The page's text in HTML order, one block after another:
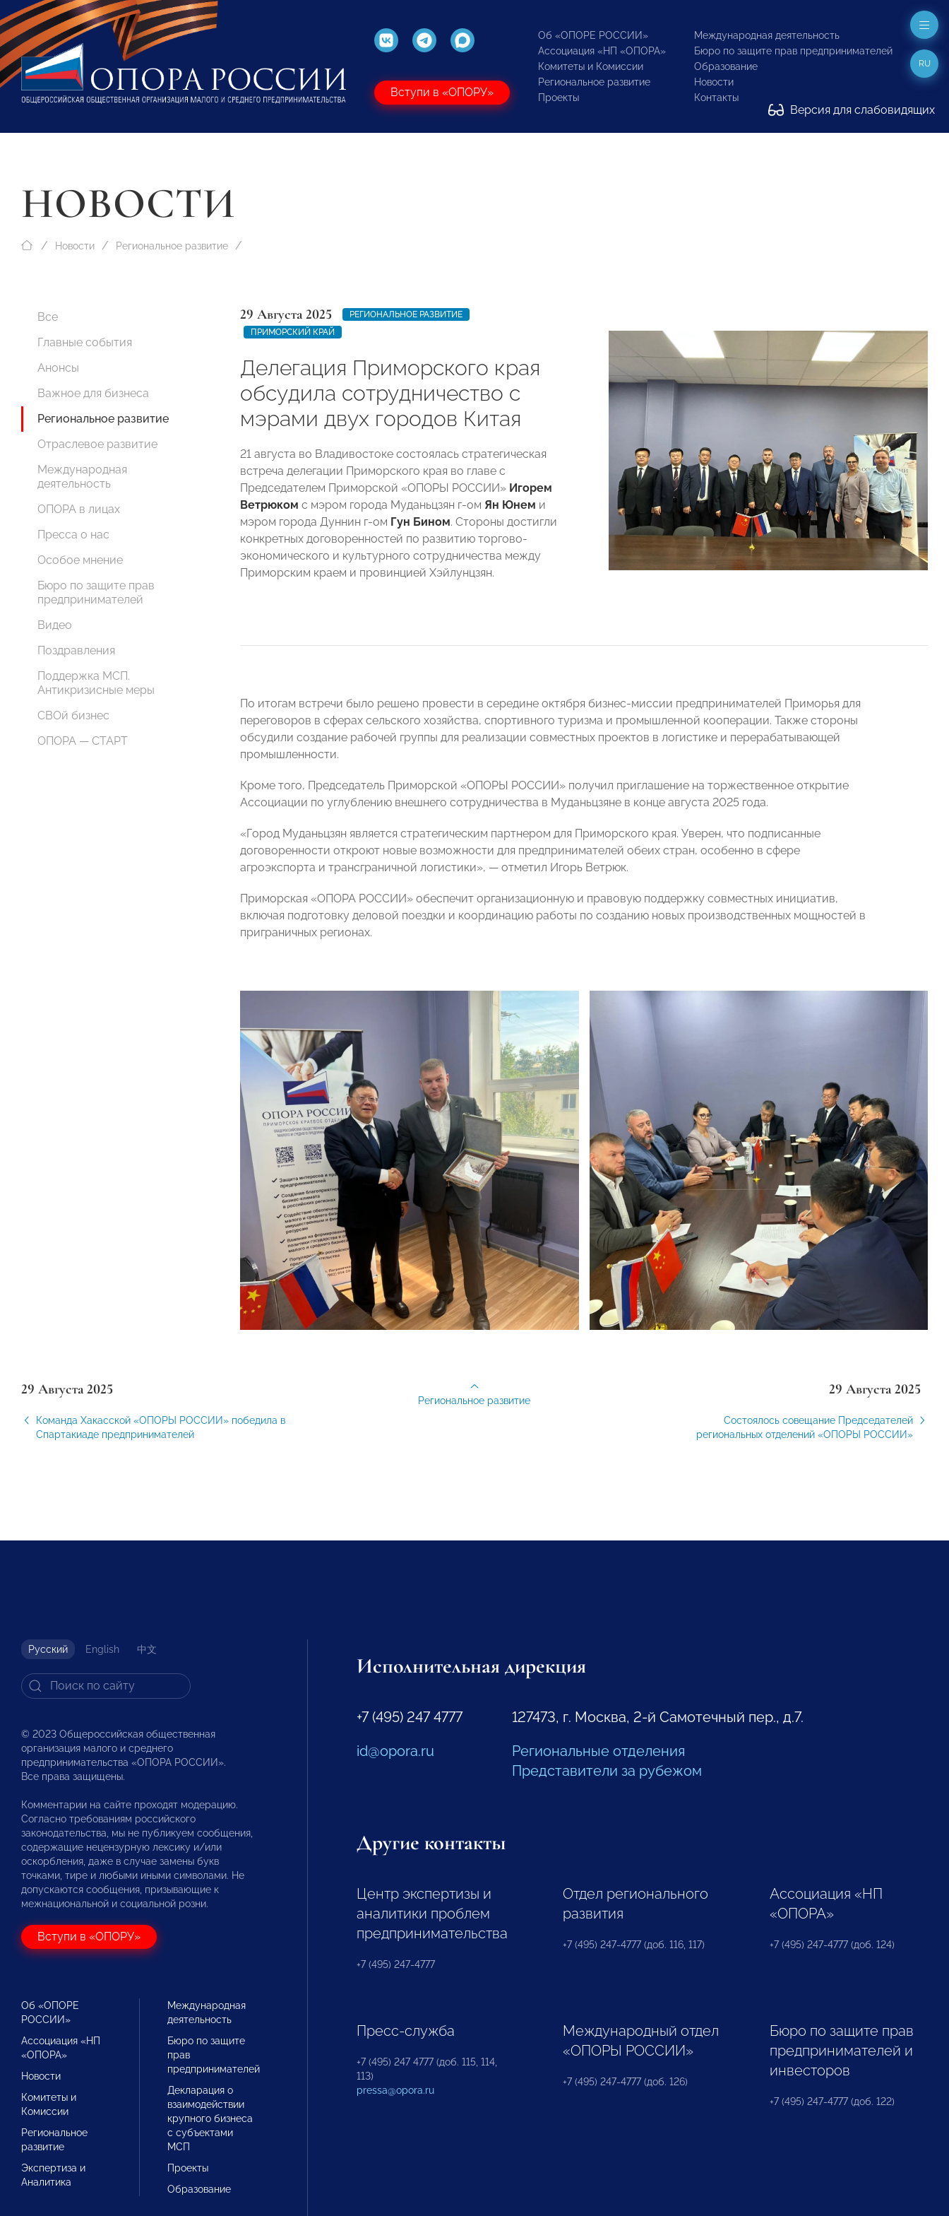
Вступи в «ОПОРУ»
Об «ОПОРЕ РОССИИ»
Ассоциация «НП «ОПОРА»
Комитеты и Комиссии
Региональное развитие
Проекты
Международная деятельность
Бюро по защите прав предпринимателей
Образование
Новости
Контакты
Версия для слабовидящих
RU
НОВОСТИ
Новости Региональное развитие
Все
Главные события
Анонсы
Важное для бизнеса
Региональное развитие
Отраслевое развитие
Международная
деятельность
ОПОРА в лицах
Пресса о нас
Особое мнение
Бюро по защите прав
предпринимателей
Видео
Поздравления
Поддержка МСП.
Антикризисные меры
СВОй бизнес
ОПОРА — СТАРТ
29 Августа 2025
РЕГИОНАЛЬНОЕ РАЗВИТИЕ
ПРИМОРСКИЙ КРАЙ
Делегация Приморского края
обсудила сотрудничество с
мэрами двух городов Китая
21 августа во Владивостоке состоялась стратегическая
встреча делегации Приморского края во главе с
Председателем Приморской «ОПОРЫ РОССИИ» Игорем
Ветрюком с мэром города Муданьцзян г-ом Ян Юнем и
мэром города Дуннин г-ом Гун Бином. Стороны достигли
конкретных договоренностей по развитию торгово-
экономического и культурного сотрудничества между
Приморским краем и провинцией Хэйлунцзян.
По итогам встречи было решено провести в середине октября бизнес-миссии предпринимателей Приморья для
переговоров в сферах сельского хозяйства, спортивного туризма и промышленной кооперации. Также стороны
обсудили создание рабочей группы для реализации совместных проектов в логистике и перерабатывающей
промышленности.
Кроме того, Председатель Приморской «ОПОРЫ РОССИИ» получил приглашение на торжественное открытие
Ассоциации по углублению внешнего сотрудничества в Муданьцзяне в конце августа 2025 года.
«Город Муданьцзян является стратегическим партнером для Приморского края. Уверен, что подписанные
договоренности откроют новые возможности для предпринимателей обеих стран, особенно в сфере
агроэкспорта и трансграничной логистики», — отметил Игорь Ветрюк.
Приморская «ОПОРА РОССИИ» обеспечит организационную и правовую поддержку совместных инициатив,
включая подготовку деловой поездки и координацию работы по созданию новых производственных мощностей в
приграничных регионах.
29 Августа 2025
Команда Хакасской «ОПОРЫ РОССИИ» победила в
Спартакиаде предпринимателей
29 Августа 2025
Состоялось совещание Председателей
региональных отделений «ОПОРЫ РОССИИ»
Региональное развитие
Русский English 中文
© 2023 Общероссийская общественная
организация малого и среднего
предпринимательства «ОПОРА РОССИИ».
Все права защищены.
Комментарии на сайте проходят модерацию.
Согласно требованиям российского
законодательства, мы не публикуем сообщения,
содержащие нецензурную лексику и/или
оскорбления, даже в случае замены букв
точками, тире и любыми иными символами. Не
допускаются сообщения, призывающие к
межнациональной и социальной розни.
Вступи в «ОПОРУ»
Об «ОПОРЕ
РОССИИ»
Ассоциация «НП
«ОПОРА»
Новости
Комитеты и
Комиссии
Региональное
развитие
Экспертиза и
Аналитика
Международная
деятельность
Бюро по защите
прав
предпринимателей
Декларация о
взаимодействии
крупного бизнеса
с субъектами
МСП
Проекты
Образование
Исполнительная дирекция
+7 (495) 247 4777
id@opora.ru
127473, г. Москва, 2-й Самотечный пер., д.7.
Региональные отделения
Представители за рубежом
Другие контакты
Центр экспертизы и
аналитики проблем
предпринимательства
+7 (495) 247-4777
Отдел регионального
развития
+7 (495) 247-4777 (доб. 116, 117)
Ассоциация «НП
«ОПОРА»
+7 (495) 247-4777 (доб. 124)
Пресс-служба
+7 (495) 247 4777 (доб. 115, 114,
113)
pressa@opora.ru
Международный отдел
«ОПОРЫ РОССИИ»
+7 (495) 247-4777 (доб. 126)
Бюро по защите прав
предпринимателей и
инвесторов
+7 (495) 247-4777 (доб. 122)